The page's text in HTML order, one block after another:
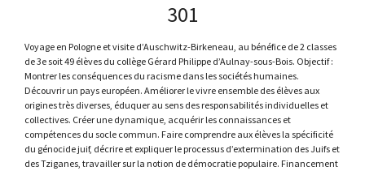
301
Voyage en Pologne et visite d’Auschwitz-Birkeneau, au bénéfice de 2 classes
de 3e soit 49 élèves du collège Gérard Philippe d’Aulnay-sous-Bois. Objectif :
Montrer les conséquences du racisme dans les sociétés humaines.
Découvrir un pays européen. Améliorer le vivre ensemble des élèves aux
origines très diverses, éduquer au sens des responsabilités individuelles et
collectives. Créer une dynamique, acquérir les connaissances et
compétences du socle commun. Faire comprendre aux élèves la spécificité
du génocide juif, décrire et expliquer le processus d’extermination des Juifs et
des Tziganes, travailler sur la notion de démocratie populaire. Financement